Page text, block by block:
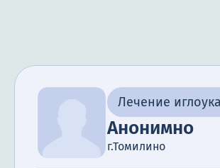
Лечение
Анонимно
г.Томилино